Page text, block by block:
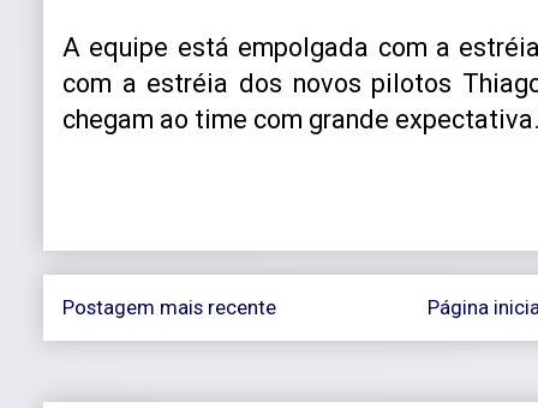
A equipe está empolgada com a
com a estréia dos novos pilotos
chegam ao time com grande
Postagem mais recente Página